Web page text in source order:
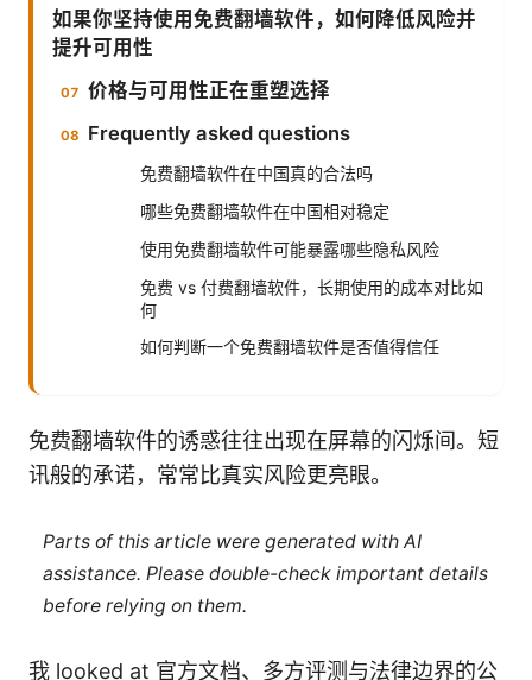
如果你坚持使用免费翻墙软件，如何降低风险并
提升可用性
价格与可用性正在重塑选择
Frequently asked questions
免费翻墙软件在中国真的合法吗
哪些免费翻墙软件在中国相对稳定
使用免费翻墙软件可能暴露哪些隐私风险
免费 vs 付费翻墙软件，长期使用的成本对比如
何
如何判断一个免费翻墙软件是否值得信任
免费翻墙软件的诱惑往往出现在屏幕的闪烁间。短
讯般的承诺，常常比真实风险更亮眼。
Parts of this article were generated with AI
assistance. Please double-check important details
before relying on them.
我 looked at 官方文档、多方评测与法律边界的公